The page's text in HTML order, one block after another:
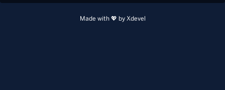
Made with 💖 by Xdevel